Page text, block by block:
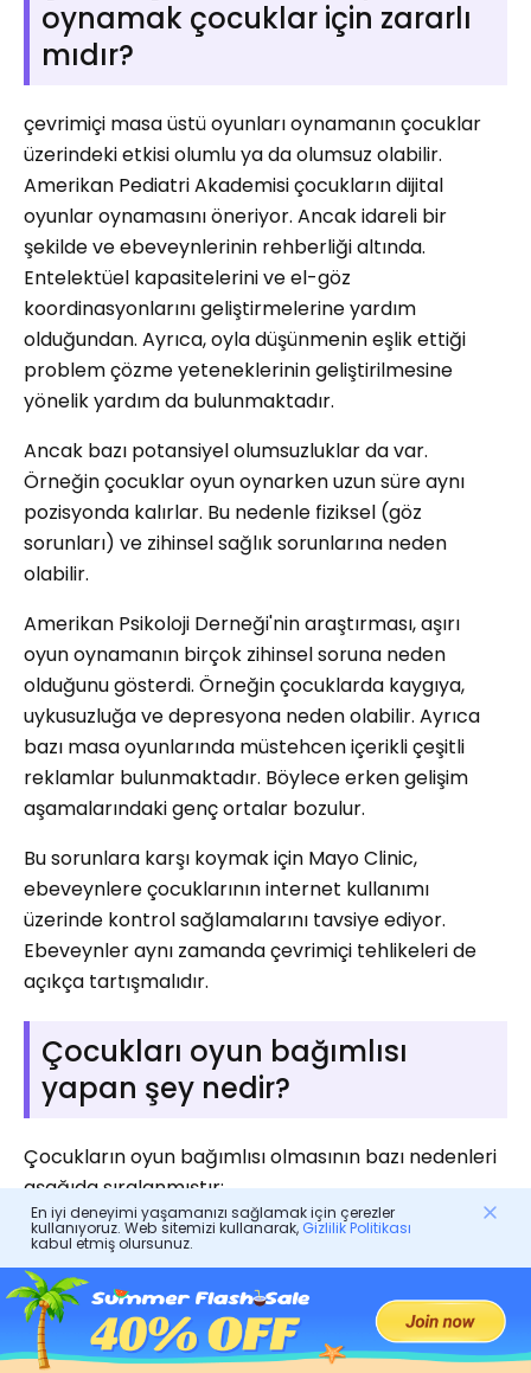
oynamak çocuklar için zararlı
mıdır?
çevrimiçi masa üstü oyunları oynamanın çocuklar
üzerindeki etkisi olumlu ya da olumsuz olabilir.
Amerikan Pediatri Akademisi çocukların dijital
oyunlar oynamasını öneriyor. Ancak idareli bir
şekilde ve ebeveynlerinin rehberliği altında.
Entelektüel kapasitelerini ve el-göz
koordinasyonlarını geliştirmelerine yardım
olduğundan. Ayrıca, oyla düşünmenin eşlik ettiği
problem çözme yeteneklerinin geliştirilmesine
yönelik yardım da bulunmaktadır.
Ancak bazı potansiyel olumsuzluklar da var.
Örneğin çocuklar oyun oynarken uzun süre aynı
pozisyonda kalırlar. Bu nedenle fiziksel (göz
sorunları) ve zihinsel sağlık sorunlarına neden
olabilir.
Amerikan Psikoloji Derneği'nin araştırması, aşırı
oyun oynamanın birçok zihinsel soruna neden
olduğunu gösterdi. Örneğin çocuklarda kaygıya,
uykusuzluğa ve depresyona neden olabilir. Ayrıca
bazı masa oyunlarında müstehcen içerikli çeşitli
reklamlar bulunmaktadır. Böylece erken gelişim
aşamalarındaki genç ortalar bozulur.
Bu sorunlara karşı koymak için Mayo Clinic,
ebeveynlere çocuklarının internet kullanımı
üzerinde kontrol sağlamalarını tavsiye ediyor.
Ebeveynler aynı zamanda çevrimiçi tehlikeleri de
açıkça tartışmalıdır.
Çocukları oyun bağımlısı
yapan şey nedir?
Çocukların oyun bağımlısı olmasının bazı nedenleri
aşağıda sıralanmıştır:
Çocuklar kazanmak ve bir numara olmak
istediklerinde daha fazla saat ve sıklıkla
oynarlar.
Güzel renkler ve mükemmel müzikler, oyunları
daha da çekici kılıyor.
En iyi deneyimi yaşamanızı sağlamak için çerezler
kullanıyoruz. Web sitemizi kullanarak, Gizlilik Politikası
kabul etmiş olursunuz.